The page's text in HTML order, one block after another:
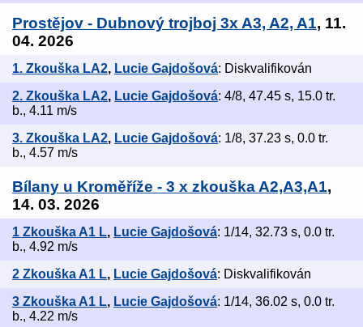
Prostějov - Dubnový trojboj 3x A3, A2, A1, 11.
04. 2026
1. Zkouška LA2, Lucie Gajdošová: Diskvalifikován
2. Zkouška LA2, Lucie Gajdošová: 4/8, 47.45 s, 15.0 tr.
b., 4.11 m/s
3. Zkouška LA2, Lucie Gajdošová: 1/8, 37.23 s, 0.0 tr.
b., 4.57 m/s
Bílany u Kroměříže - 3 x zkouška A2,A3,A1,
14. 03. 2026
1 Zkouška A1 L, Lucie Gajdošová: 1/14, 32.73 s, 0.0 tr.
b., 4.92 m/s
2 Zkouška A1 L, Lucie Gajdošová: Diskvalifikován
3 Zkouška A1 L, Lucie Gajdošová: 1/14, 36.02 s, 0.0 tr.
b., 4.22 m/s